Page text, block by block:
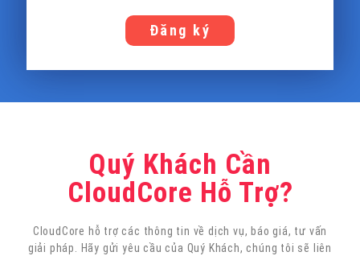
Đăng ký
Quý Khách Cần
CloudCore Hỗ Trợ?
CloudCore hỗ trợ các thông tin về dịch vụ, báo giá, tư vấn
giải pháp. Hãy gửi yêu cầu của Quý Khách, chúng tôi sẽ liên